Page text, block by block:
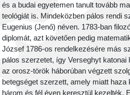
és a budai egyetemen tanult tovább
teológiát is. Mindeközben pálos rendi
Eugenius (Jenő) néven. 1783-ban
diplomát, azt követően pedig
József 1786-os rendelkezésére más
pálos szerzetet, így Verseghyt
az orosz-török háborúban végzett
betegséget szerzett, amely miatt haza
három és fél éven keresztül kezelték.